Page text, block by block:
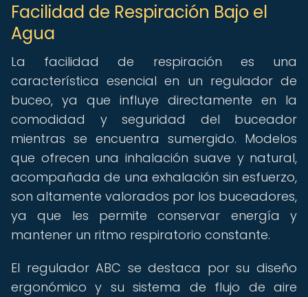
Facilidad de Respiración Bajo el
Agua
La facilidad de respiración es una
característica esencial en un regulador de
buceo, ya que influye directamente en la
comodidad y seguridad del buceador
mientras se encuentra sumergido. Modelos
que ofrecen una inhalación suave y natural,
acompañada de una exhalación sin esfuerzo,
son altamente valorados por los buceadores,
ya que les permite conservar energía y
mantener un ritmo respiratorio constante.
El regulador ABC se destaca por su diseño
ergonómico y su sistema de flujo de aire